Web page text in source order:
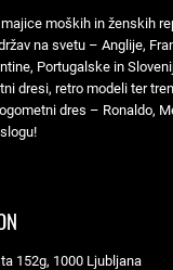
moških in ženskih
na svetu – Anglije,
Portugalske in
dresi, retro modeli ter
dres – Ronaldo,
152g, 1000 Ljubljana